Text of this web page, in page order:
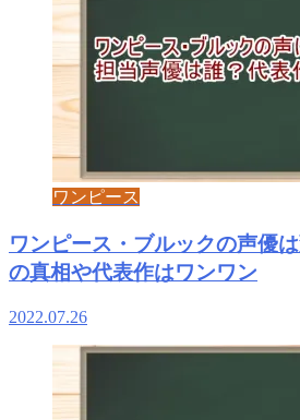
ワンピース
ワンピース・ブルックの声優
の真相や代表作はワンワン
2022.07.26